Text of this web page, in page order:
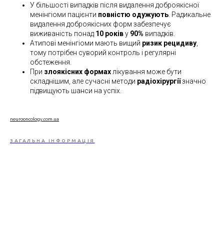
У більшості випадків після видалення доброякісної
менінгіоми пацієнти повністю одужують . Радикальне
видалення доброякісних форм забезпечує
виживаність понад 10 роківу 90% випадків.
Атипові менінгіоми мають вищий ризик рецидиву
тому потрібен суворий контроль і регулярні
обстеження.
При злоякісних формах лікування може бути
складнішим, але сучасні методи радіохірургіїзначно
підвищують шанси на успіх.
neurooncology.com.ua
ЗАГАЛЬНА ІНФОРМАЦІЯ